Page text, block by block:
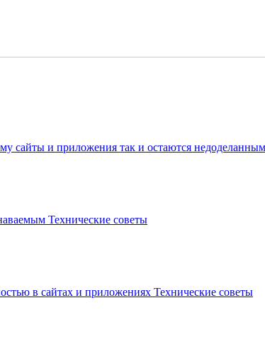
сайты и приложения так и остаются
Технические советы
в сайтах и приложениях Технические советы